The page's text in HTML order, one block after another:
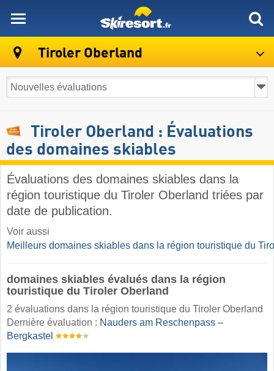
Tiroler Oberland
Tiroler Oberland : Évaluations
des domaines skiables
Évaluations des domaines skiables dans la
région touristique du Tiroler Oberland triées par
date de publication.
Voir aussi
Meilleurs domaines skiables dans la région touristique du
domaines skiables évalués dans la région
touristique du Tiroler Oberland
2 évaluations dans la région touristique du Tiroler Oberland
Dernière évaluation : Nauders am Reschenpass –
Bergkastel